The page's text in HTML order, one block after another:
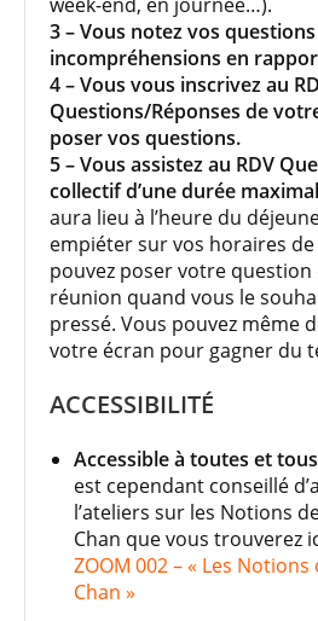
3 – Vous notez vos
incompréhensions en
4 – Vous vous inscrivez au
Questions/Réponses de
poser vos questions.
5 – Vous assistez au RDV
collectif d’une durée
aura lieu à l’heure du
empiéter sur vos horaires
pouvez poser votre
réunion quand vous le
pressé. Vous pouvez même
votre écran pour gagner du
ACCESSIBILITÉ
Accessible à toutes et
est cependant conseillé
l’ateliers sur les Notions
Chan que vous trouverez
ZOOM 002 – « Les
Chan »